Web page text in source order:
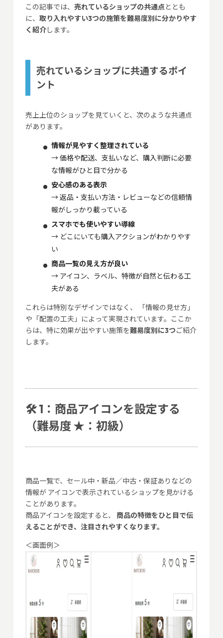
この記事では、 売れているショップの共通点 ととも
に、 取り入れやすい3つの施策を難易度別に分かりやす
く紹介します。
売れているショップに共通するポイ
ント
売上上位のショップを見ていくと、次のような共通点
があります。
情報が見やすく整理されている
→ 価格や配送、支払いなど、購入判断に必要
な情報がひと目で分かる
安心感のある表示
→ 返品・支払い方法・レビューなどの信頼情
報がしっかり載っている
スマホでも使いやすい導線
→ どこにいても購入アクションがわかりやす
い
商品一覧の見え方が良い
→ アイコン、ラベル、特徴が自然と伝わる工
夫がある
これらは特別なデザインではなく、 「情報の見せ方」
や「配置の工夫」によって実現されています。ここか
らは、特に効果が出やすい施策を難易度別に3つご紹介
します。
🛠️ 1：商品アイコンを設定する
（難易度 ★：初級）
商品一覧で、セール中・新品／中古・保証ありなどの
情報が アイコンで表示されているショップを見かける
ことがあります。
商品アイコンを設定すると、 商品の特徴をひと目で伝
えることができ、注目されやすくなります。
＜画面例＞